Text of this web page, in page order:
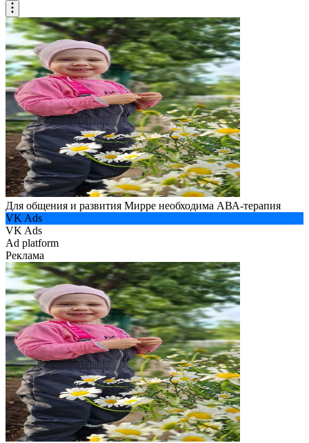
Для общения и развития Мирре необходима АВА-терапия
VK Ads
VK Ads
Ad platform
Реклама